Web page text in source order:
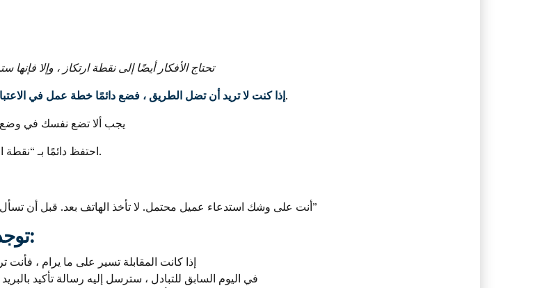
“تحتاج الأفكار أيضًا إلى نقطة ارتكاز ، وإلا
إذا كنت لا تريد أن تضل الطريق ، فضع دائمًا خطة عمل في. كلما رأيت المزيد ، كلما استكملت مبيعاتك بشكل أسرع وأفضل.
يجب ألا تضع نفسك في وضع
احتفظ دائمًا بـ “نقطة ارتكاز”: خطة عملك. مثل الشطرنج ، قم بإعداد عدة حركات مسبقًا.
أنت على وشك استدعاء عميل محتمل. لا تأخذ الهاتف بعد. قبل أن تسأل نفسك هذا السؤال: “ماذا علي أن أفعل بعد هذه المكالمة الهاتفية؟”
توجد عدة أمثلة على الإجراءات تحت تصرفك:
إذا كانت المقابلة تسير على ما يرام ، فأنت
في اليوم السابق للتبادل ، سترسل إليه رسالة تأكيد